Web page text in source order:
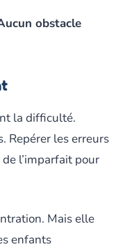
obstacle
la difficulté.
Repérer les erreurs
l’imparfait pour
Mais elle
enfants